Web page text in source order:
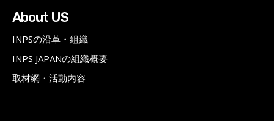
About US
INPSの沿革・組織
INPS JAPANの組織概要
取材網・活動内容